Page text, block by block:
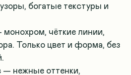
богатые текстуры и
монохром, чёткие линии,
Только цвет и форма, без
— нежные оттенки,